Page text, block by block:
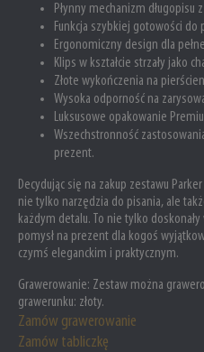
Płynny mechanizm długopisu
Funkcja szybkiej gotowości do
Ergonomiczny design dla
Klips w kształcie strzały jako
Złote wykończenia na
Wysoka odporność na
Luksusowe opakowanie
Wszechstronność
prezent.
Decydując się na zakup zestawu
nie tylko narzędzia do pisania, ale
każdym detalu. To nie tylko
pomysł na prezent dla kogoś
czymś eleganckim i praktycznym.
Grawerowanie: Zestaw można
grawerunku: złoty.
Zamów grawerowanie
Zamów tabliczkę